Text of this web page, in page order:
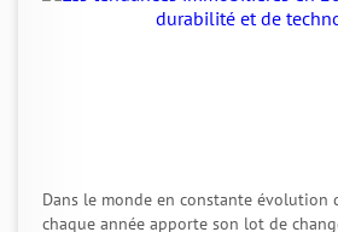
Dans le monde en constante évolution
chaque année apporte son lot de